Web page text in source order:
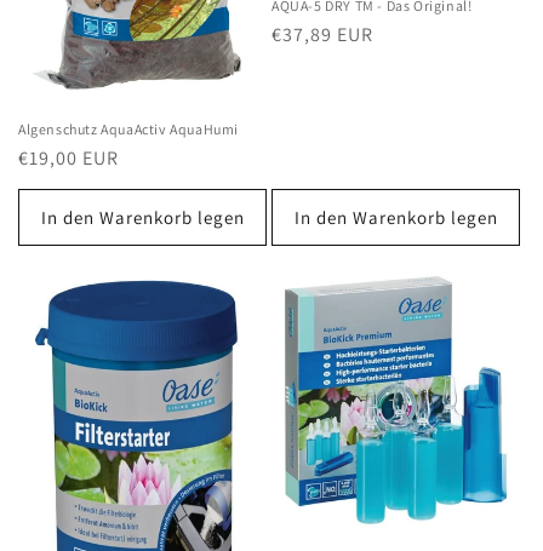
Algenschutz AquaActiv AquaHumi
Normaler
Preis
€19,00 EUR
In den Warenkorb legen
AQUA-5 DRY TM - Das Original!
Normaler
€37,89 EUR
In den Warenkorb legen